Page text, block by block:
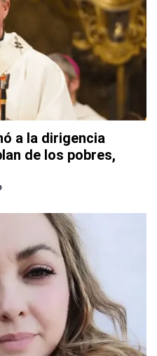
a la dirigencia
de los pobres,